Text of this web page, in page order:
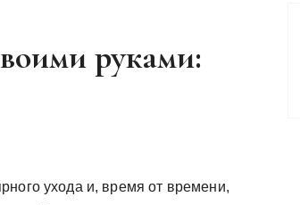
руками:
ухода и, время от времени,